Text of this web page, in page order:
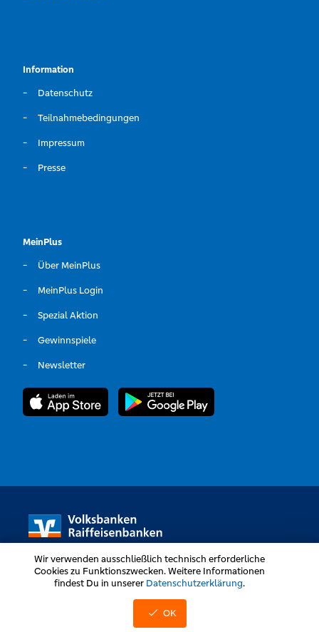
Information
Datenschutz
Teilnahmebedingungen
Impressum
Presse
MeinPlus
Über MeinPlus
MeinPlus Login
Spezial Aktion
Gewinnspiele
Newsletter
Volksbanken Raiffeisenbanken © Alle Rechte vorbehalten
Wir verwenden ausschließlich technisch erforderliche
Cookies zu Funktionszwecken. Weitere Informationen
findest Du in unserer Datenschutzerklärung.
OK